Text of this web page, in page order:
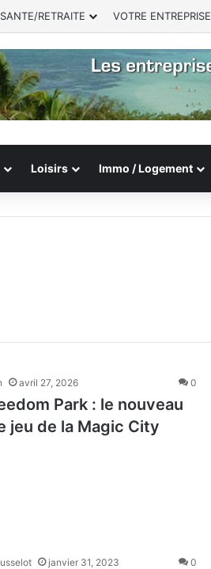
SANTE/RETRAITE VOTRE ENTREPRISE
Loisirs Immo / Logement
avril 27, 2026 0
Park : le nouveau
jeu de la Magic City
janvier 31, 2023 0